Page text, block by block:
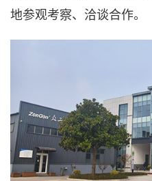
地参观考察、洽谈合作。